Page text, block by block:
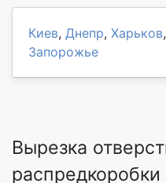
Киев, Днепр, Харьков,
Запорожье
Вырезка